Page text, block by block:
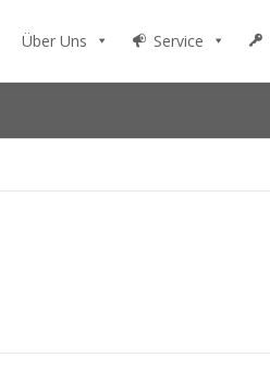
Über Uns Service